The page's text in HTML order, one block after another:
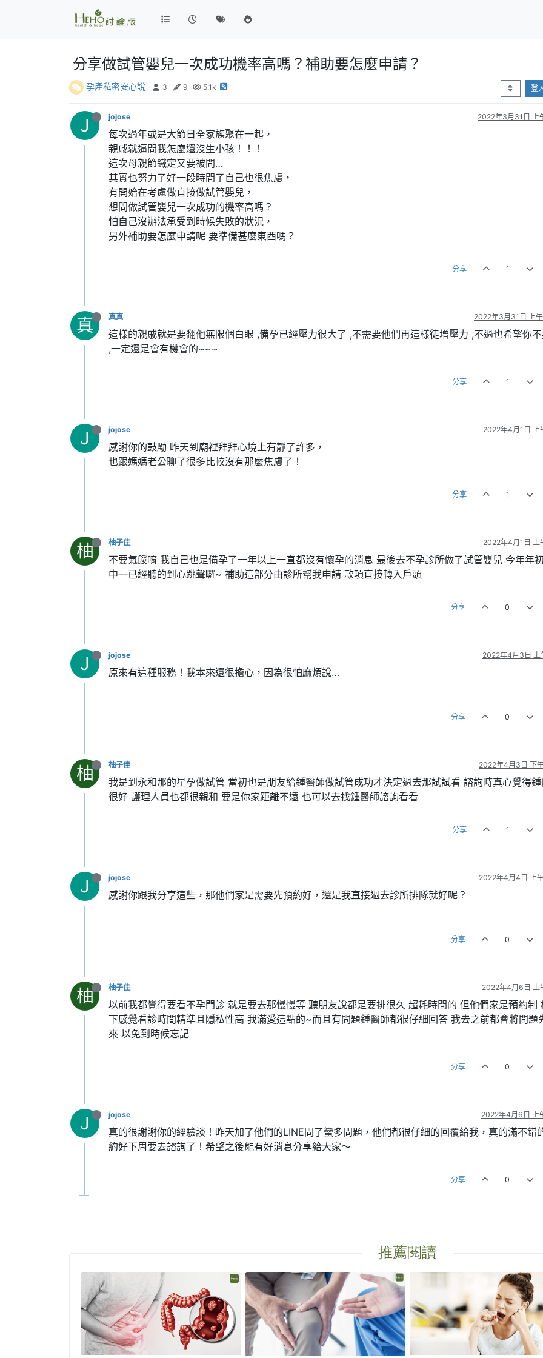
分享做試管嬰兒一次成功機率高嗎？補助要怎麼申請？
孕產私密安心說 3 9 5.1k 登
J jojose 2022年3月31日 上
每次過年或是大節日全家族聚在一起，
親戚就逼問我怎麼還沒生小孩！！！
這次母親節鐵定又要被問…
其實也努力了好一段時間了自己也很焦慮，
有開始在考慮做直接做試管嬰兒，
想問做試管嬰兒一次成功的機率高嗎？
怕自己沒辦法承受到時候失敗的狀況，
另外補助要怎麼申請呢 要準備甚麼東西嗎？
分享 1
真 真真 2022年3月31日 上
這樣的親戚就是要翻他無限個白眼 ,備孕已經壓力很大了 ,不需要他們再這樣徒增壓力 ,不過也希望你
,一定還是會有機會的~~~
分享 1
J jojose 2022年4月1日 上
感謝你的鼓勵 昨天到廟裡拜拜心境上有靜了許多，
也跟媽媽老公聊了很多比較沒有那麼焦慮了！
分享 1
柚 柚子佳 2022年4月1日 上
不要氣餒唷 我自己也是備孕了一年以上一直都沒有懷孕的消息 最後去不孕診所做了試管嬰兒 今年年
中一已經聽的到心跳聲囉~ 補助這部分由診所幫我申請 款項直接轉入戶頭
分享 0
J jojose 2022年4月3日 上
原來有這種服務！我本來還很擔心，因為很怕麻煩說…
分享 0
柚 柚子佳 2022年4月3日 下
我是到永和那的星孕做試管 當初也是朋友給鍾醫師做試管成功才決定過去那試試看 諮詢時真心覺得鍾
很好 護理人員也都很親和 要是你家距離不遠 也可以去找鍾醫師諮詢看看
分享 1
J jojose 2022年4月4日 上
感謝你跟我分享這些，那他們家是需要先預約好，還是我直接過去診所排隊就好呢？
分享 0
柚 柚子佳 2022年4月6日 上
以前我都覺得要看不孕門診 就是要去那慢慢等 聽朋友說都是要排很久 超耗時間的 但他們家是預約制
下感覺看診時間精準且隱私性高 我滿愛這點的~而且有問題鍾醫師都很仔細回答 我去之前都會將問題
來 以免到時候忘記
分享 0
J jojose 2022年4月6日 上
真的很謝謝你的經驗談！昨天加了他們的LINE問了蠻多問題，他們都很仔細的回覆給我，真的滿不錯
約好下周要去諮詢了！希望之後能有好消息分享給大家～
分享 0